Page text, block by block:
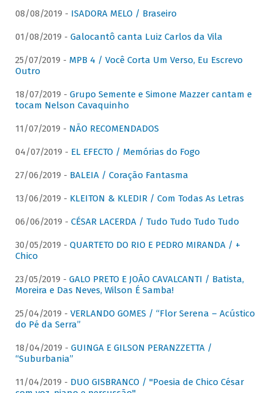
08/08/2019 - ISADORA MELO / Braseiro
01/08/2019 - Galocantô canta Luiz Carlos da Vila
25/07/2019 - MPB 4 / Você Corta Um Verso, Eu Escrevo
Outro
18/07/2019 - Grupo Semente e Simone Mazzer cantam e
tocam Nelson Cavaquinho
11/07/2019 - NÃO RECOMENDADOS
04/07/2019 - EL EFECTO / Memórias do Fogo
27/06/2019 - BALEIA / Coração Fantasma
13/06/2019 - KLEITON & KLEDIR / Com Todas As Letras
06/06/2019 - CÉSAR LACERDA / Tudo Tudo Tudo Tudo
30/05/2019 - QUARTETO DO RIO E PEDRO MIRANDA / +
Chico
23/05/2019 - GALO PRETO E JOÃO CAVALCANTI / Batista,
Moreira e Das Neves, Wilson É Samba!
25/04/2019 - VERLANDO GOMES / “Flor Serena – Acústico
do Pé da Serra”
18/04/2019 - GUINGA E GILSON PERANZZETTA /
“Suburbania”
11/04/2019 - DUO GISBRANCO / "Poesia de Chico César